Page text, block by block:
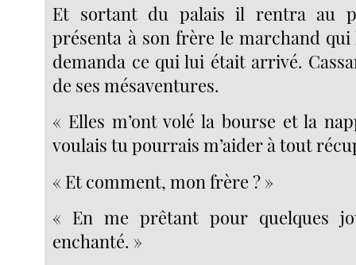
Et sortant du palais il rentra au
présenta à son frère le marchand qui
demanda ce qui lui était arrivé.
de ses mésaventures.
« Elles m’ont volé la bourse et la
voulais tu pourrais m’aider à tout
« Et comment, mon frère ? »
« En me prêtant pour quelques
enchanté. »